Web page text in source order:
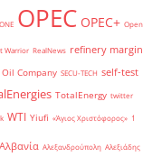
OPEC OPEC+ Open
Warrior RealNews refinery margin
Company SECU-TECH self-test
TotalEnergy twitter
WTI Yiufi «Άγιος Χριστόφορος» ΄1
Αλβανία Αλεξανδρούπολη Αλεξιάδης